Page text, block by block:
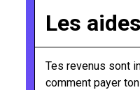
Les
Tes revenus sont
comment payer